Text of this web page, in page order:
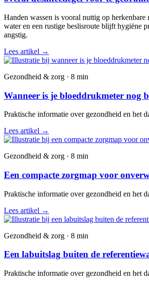
Handen wassen is vooral nuttig op herkenbare
water en een rustige beslisroute blijft hygiëne
angstig.
Lees artikel →
Gezondheid & zorg · 8 min
Wanneer is je bloeddrukmeter nog
Praktische informatie over gezondheid en het
Lees artikel →
Gezondheid & zorg · 8 min
Een compacte zorgmap voor
Praktische informatie over gezondheid en het
Lees artikel →
Gezondheid & zorg · 8 min
Een labuitslag buiten de
Praktische informatie over gezondheid en het